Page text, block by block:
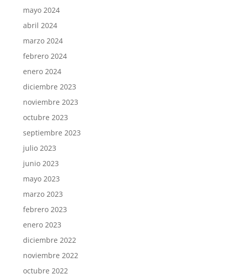
mayo 2024
abril 2024
marzo 2024
febrero 2024
enero 2024
diciembre 2023
noviembre 2023
octubre 2023
septiembre 2023
julio 2023
junio 2023
mayo 2023
marzo 2023
febrero 2023
enero 2023
diciembre 2022
noviembre 2022
octubre 2022